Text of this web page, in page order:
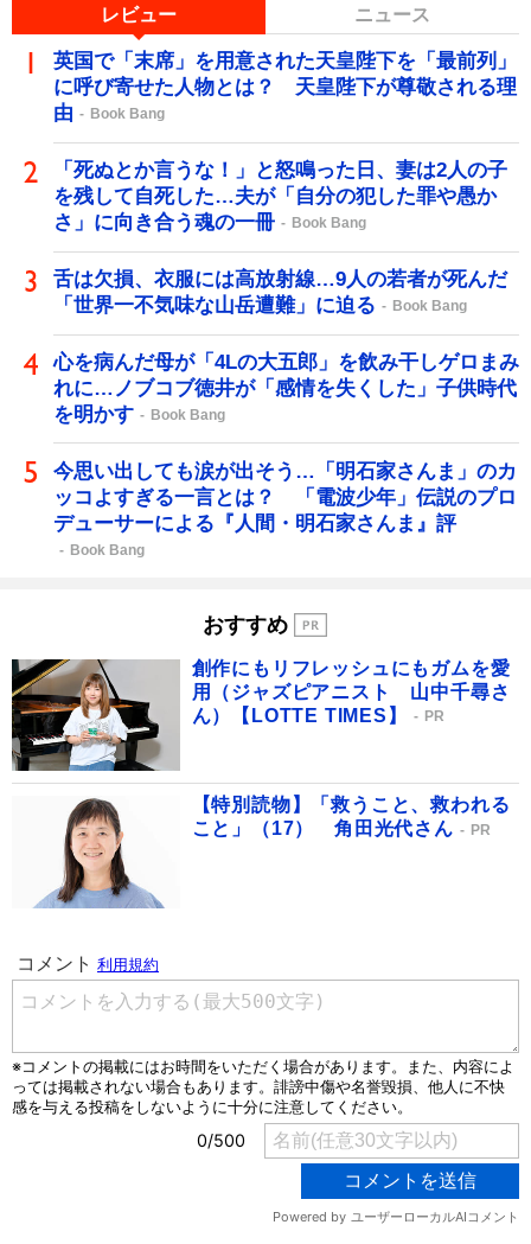
レビュー ニュース
英国で「末席」を用意された天皇陛下を「最前列」
に呼び寄せた人物とは？ 天皇陛下が尊敬される理
由
Book Bang
「死ぬとか言うな！」と怒鳴った日、妻は2人の子
を残して自死した…夫が「自分の犯した罪や愚か
さ」に向き合う魂の一冊
Book Bang
舌は欠損、衣服には高放射線…9人の若者が死んだ
「世界一不気味な山岳遭難」に迫る
Book Bang
心を病んだ母が「4Lの大五郎」を飲み干しゲロまみ
れに…ノブコブ徳井が「感情を失くした」子供時代
を明かす
Book Bang
今思い出しても涙が出そう…「明石家さんま」のカ
ッコよすぎる一言とは？ 「電波少年」伝説のプロ
デューサーによる『人間・明石家さんま』評
Book Bang
おすすめ
創作にもリフレッシュにもガムを愛
用（ジャズピアニスト 山中千尋さ
ん）【LOTTE TIMES】
PR
【特別読物】「救うこと、救われる
こと」（17） 角田光代さん
PR